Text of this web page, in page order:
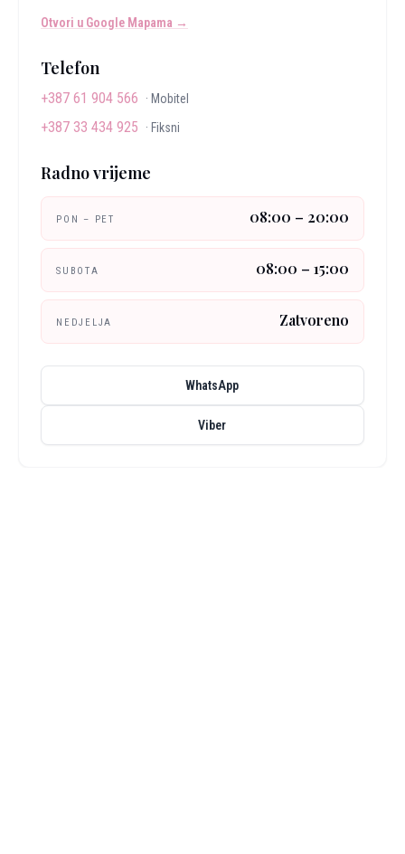
Otvori u Google Mapama →
Telefon
+387 61 904 566 · Mobitel
+387 33 434 925 · Fiksni
Radno vrijeme
PON – PET 08:00 – 20:00
SUBOTA 08:00 – 15:00
NEDJELJA Zatvoreno
WhatsApp
Viber